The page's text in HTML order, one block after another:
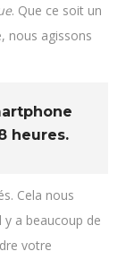
. Que ce soit un
nous agissons
heures.
Cela nous
a beaucoup de
votre